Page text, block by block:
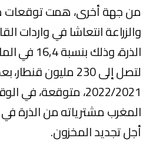
من جهة أخرى، همت توقعات
والزراعة انتعاشا في واردات
لتصل إلى 230 مليون
2022/2021، متوقعة، في
أجل تجديد المخزون.